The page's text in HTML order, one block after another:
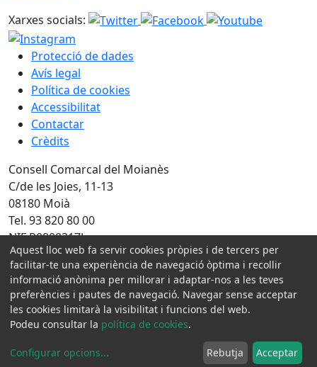
Xarxes socials:
Protecció de dades
Avís legal
Política de cookies
Accessibilitat
Contactar
Crèdits
Consell Comarcal del Moianès
C/de les Joies, 11-13
08180 Moià
Tel. 93 820 80 00
NIF P0800317J
Amb la col·laboració de:
Aquest lloc web fa servir cookies pròpies i de tercers per
facilitar-te una experiència de navegació òptima i recollir
informació anònima per millorar i adaptar-nos a les teves
preferències i pautes de navegació. Navegar sense acceptar
les cookies limitarà la visibilitat i funcions del web.
Podeu consultar la política de cookies.
Configurar opcions... Rebutja Acceptar